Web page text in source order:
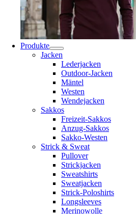
Produkte
Jacken
Lederjacken
Outdoor-Jacken
Mäntel
Westen
Wendejacken
Sakkos
Freizeit-Sakkos
Anzug-Sakkos
Sakko-Westen
Strick & Sweat
Pullover
Strickjacken
Sweatshirts
Sweatjacken
Strick-Poloshirts
Longsleeves
Merinowolle